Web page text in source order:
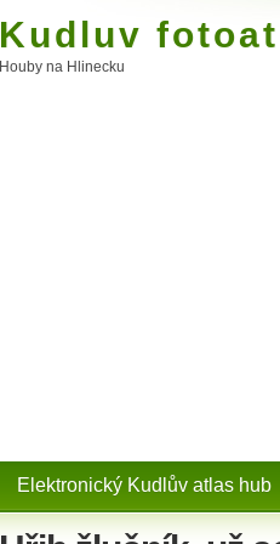
Kudluv
Houby na Hlinecku
Elektronický Kudlův atlas hub